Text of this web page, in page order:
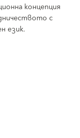
концепция
с
език.